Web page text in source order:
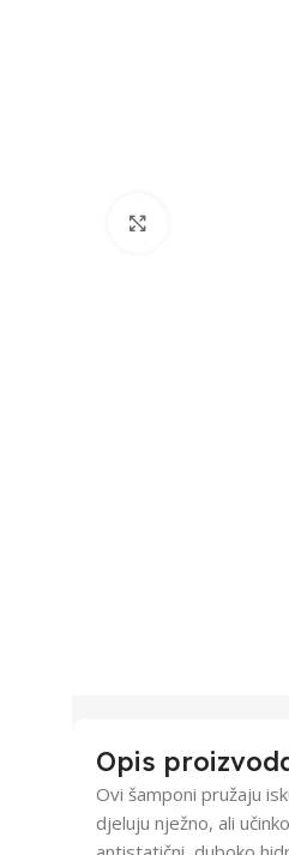
Opis
Ovi šamponi pružaju
djeluju nježno, ali